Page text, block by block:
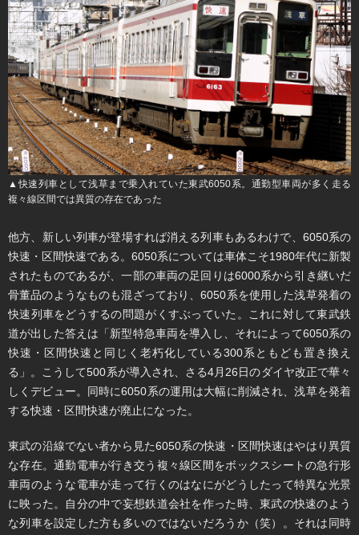
▲​快速列車として浅草まで乗入れていた東武6050系。通勤型車両が多く走る
複々線区間では異質の存在であった
​他方、新しい列車が登場すれば消える列車もあるわけで、6050系の
快速・区間快速である。6050系については車体こそ1980年代に新製
されたものであるが、一部の車両の足回りは6000系から引き継いだ
骨董品のようなものも混ざっており、6050系を使用した浅草発着の
快速列車をどうするの問題がくすぶっていた。これに対して東武鉄
道が出した答えは「新型特急車両を導入し、それによって6050系の
快速・区間快速と同じく老朽化している300系ともども置き換え
る」。こうして500系が導入され、さる4月26日のダイヤ改正で華々
しくデビュー。同時に6050系の運用は大幅に削減され、浅草を発着
する快速・区間快速が廃止になった。
​東武の沿線でない者から見た6050系の快速・区間快速はやはり異質
な存在。通勤電車が行き交う複々線区間をボックスシートの急行形
車両のような電車が走って行くのはなにがどうしたって特異な光景
に映った。自分の中で妄想鉄道会社を作った時、東武の快速のよう
な列車を設定した方も多いのではないだろうか（笑）。それは同時